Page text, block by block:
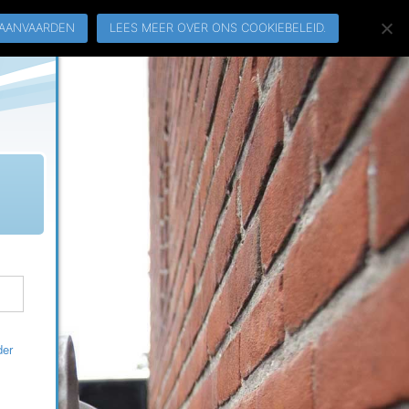
LEES MEER OVER ONS COOKIEBELEID.